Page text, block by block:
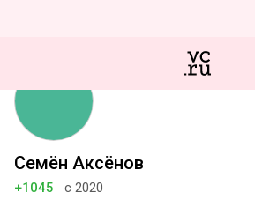
Семён Аксёнов
+1045
с 2020